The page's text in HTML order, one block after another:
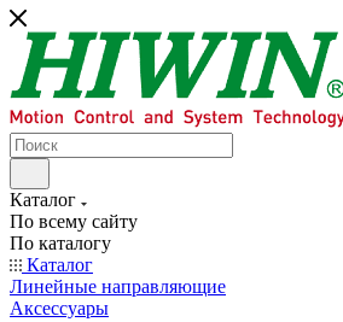
Каталог
По всему сайту
По каталогу
Каталог
Линейные направляющие
Аксессуары